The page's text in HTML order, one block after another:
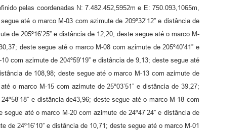
pelas coordenadas N: 7.482.452,5952m e E: 750.093,1065m,
até o marco M-03 com azimute de 209º32’12” e distância de
de 205º16’25” e distância de 12,20; deste segue até o marco M-
deste segue até o marco M-08 com azimute de 205º40’41” e
com azimute de 204º59’19” e distância de 9,13; deste segue até
de 108,98; deste segue até o marco M-13 com azimute de
o marco M-15 com azimute de 25º03’51” e distância de 39,27;
e distância de43,96; deste segue até o marco M-18 com
até o marco M-20 com azimute de 24º47’24” e distância de
24º16’10” e distância de 10,71; deste segue até o marco M-01